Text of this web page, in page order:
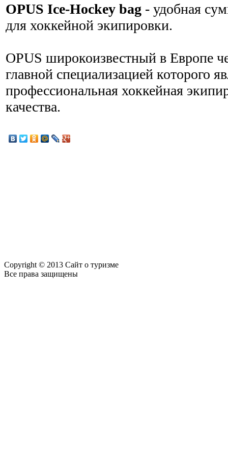
OPUS Ice-Hockey bag - удобная
для хоккейной экипировки.
OPUS широкоизвестный в Европе
главной специализацией которого
профессиональная хоккейная
качества.
Copyright © 2013 Сайт о туризме
Все права защищены